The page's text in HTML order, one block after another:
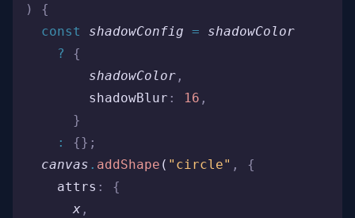
)
{
  const
shadowConfig = shadowColor
    ?
{
        shadowColor
,
        shadowBlur
: 16 ,
      }
    :
{};
  canvas
. addShape ( "circle" ,
{
    attrs
:
{
      x
,